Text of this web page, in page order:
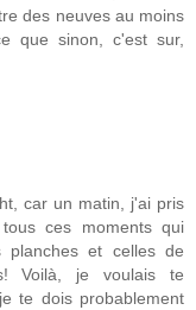
des neuves au moins
que sinon, c'est sur,
car un matin, j'ai pris
ces moments qui
planches et celles de
Voilà, je voulais te
te dois probablement